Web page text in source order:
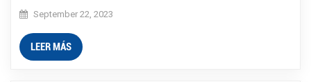
September 22, 2023
LEER MÁS